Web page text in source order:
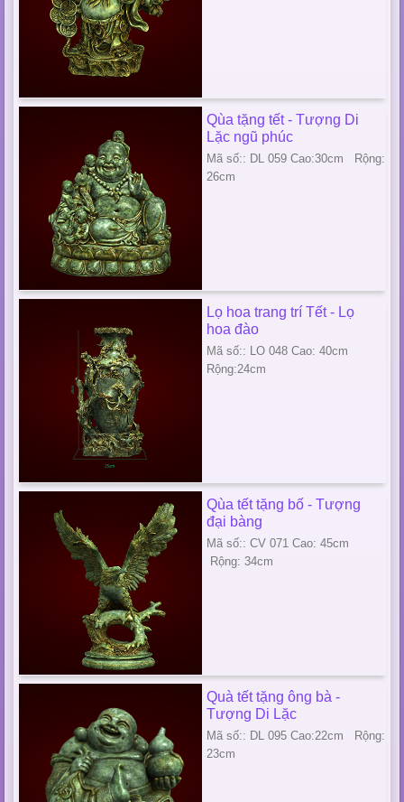
Qùa tặng tết - Tượng Di
Lặc ngũ phúc
Mã số:: DL 059 Cao:30cm Rộng:
26cm
Lọ hoa trang trí Tết - Lọ
hoa đào
Mã số:: LO 048 Cao: 40cm
Rộng:24cm
Qùa tết tặng bố - Tượng
đại bàng
Mã số:: CV 071 Cao: 45cm
Rộng: 34cm
Quà tết tặng ông bà -
Tượng Di Lặc
Mã số:: DL 095 Cao:22cm Rộng:
23cm